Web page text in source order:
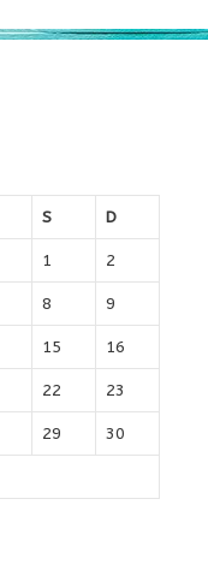
S D
1 2
8 9
15 16
22 23
29 30